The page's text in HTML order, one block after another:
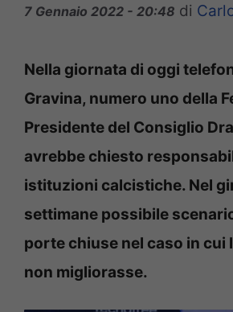
7 Gennaio 2022 - 20:48 di
Nella giornata di oggi
Gravina, numero uno della
Presidente del Consiglio
avrebbe chiesto
istituzioni calcistiche. Nel
settimane possibile
porte chiuse nel caso in cui
non migliorasse.